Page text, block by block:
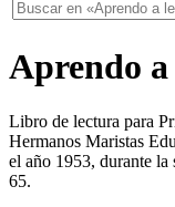
Aprendo
Libro de lectura para
Hermanos Maristas
el año 1953, durante la
65.